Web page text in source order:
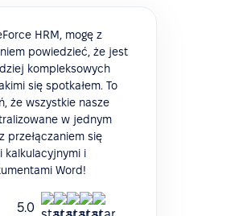
HRM, mogę z
powiedzieć, że jest
kompleksowych
się spotkałem. To
że wszystkie nasze
w jednym
przełączaniem się
kalkulacyjnymi i
Word!
5.0